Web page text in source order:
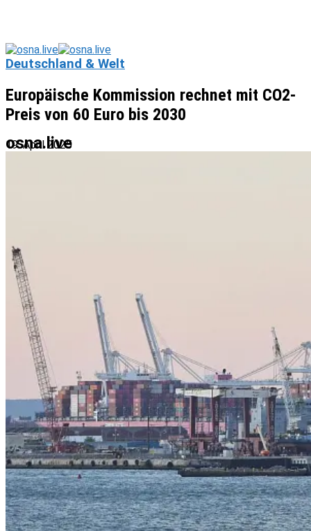
osna.live
Deutschland & Welt
Europäische Kommission rechnet mit CO2-
Preis von 60 Euro bis 2030
19. April 2025